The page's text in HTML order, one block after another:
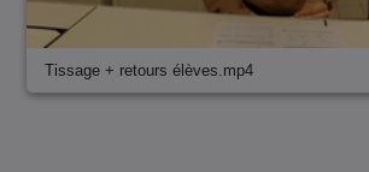
Tissage + retours élèves.mp4